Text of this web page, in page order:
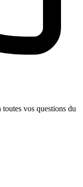
vos questions du